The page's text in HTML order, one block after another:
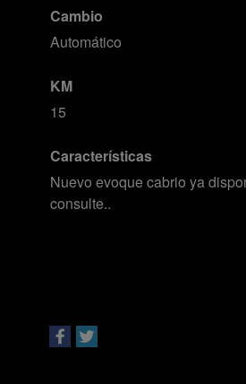
Cambio
Automático
KM
15
Características
Nuevo evoque cabrio ya
consulte..